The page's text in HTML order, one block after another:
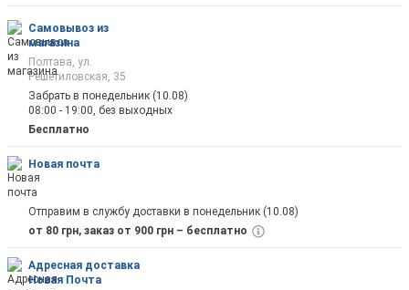
Самовывоз из
магазина
Полтава, ул.
Решетиловская, 35
Забрать в понедельник (10.08)
08:00 - 19:00, без выходных
Бесплатно
Новая почта
Отправим в службу доставки в понедельник (10.08)
от 80 грн, заказ от 900 грн – бесплатно
Адресная доставка
Новая Почта